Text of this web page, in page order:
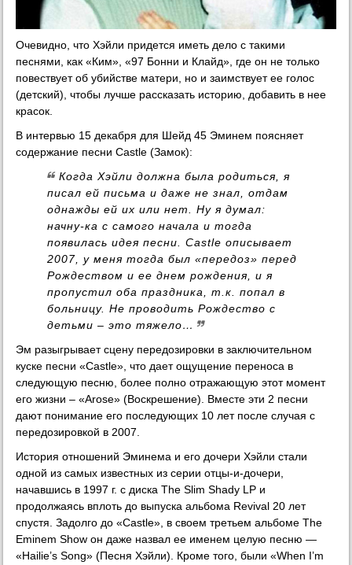
Очевидно, что Хэйли придется иметь дело с такими
песнями, как «Ким», «97 Бонни и Клайд», где он не только
повествует об убийстве матери, но и заимствует ее голос
(детский), чтобы лучше рассказать историю, добавить в нее
красок.
В интервью 15 декабря для Шейд 45 Эминем поясняет
содержание песни Castle (Замок):
Когда Хэйли должна была родиться, я
писал ей письма и даже не знал, отдам
однажды ей их или нет. Ну я думал:
начну-ка с самого начала и тогда
появилась идея песни. Castle описывает
2007, у меня тогда был «передоз» перед
Рождеством и ее днем рождения, и я
пропустил оба праздника, т.к. попал в
больницу. Не проводить Рождество с
детьми – это тяжело…
Эм разыгрывает сцену передозировки в заключительном
куске песни «Castle», что дает ощущение переноса в
следующую песню, более полно отражающую этот момент
его жизни – «Arose» (Воскрешение). Вместе эти 2 песни
дают понимание его последующих 10 лет после случая с
передозировкой в 2007.
История отношений Эминема и его дочери Хэйли стали
одной из самых известных из серии отцы-и-дочери,
начавшись в 1997 г. с диска The Slim Shady LP и
продолжаясь вплоть до выпуска альбома Revival 20 лет
спустя. Задолго до «Castle», в своем третьем альбоме The
Eminem Show он даже назвал ее именем целую песню —
«Hailie’s Song» (Песня Хэйли). Кроме того, были «When I’m